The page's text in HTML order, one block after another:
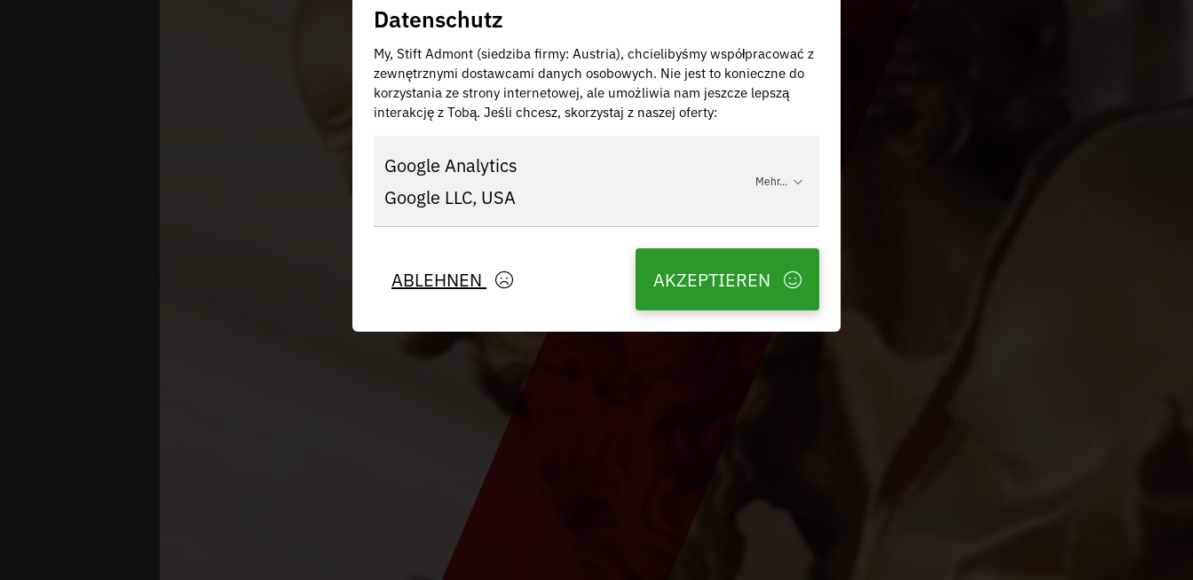
Datenschutz
My, Stift Admont (siedziba firmy: Austria), chcielibyśmy współpracować z
zewnętrznymi dostawcami danych osobowych. Nie jest to konieczne do
korzystania ze strony internetowej, ale umożliwia nam jeszcze lepszą
interakcję z Tobą. Jeśli chcesz, skorzystaj z naszej oferty:
Google Analytics
Google LLC, USA
Mehr...
ABLEHNEN AKZEPTIEREN